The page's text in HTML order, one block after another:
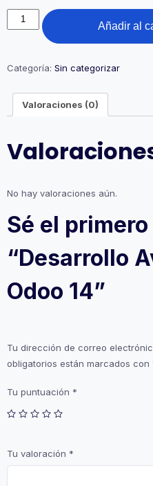
Desarrollo
Avanzado
14
Añadir al
Categoría: Sin categorizar
Valoraciones (0)
No hay valoraciones aún.
Sé el
“Desarrollo
Odoo 14”
Tu dirección de correo
obligatorios están marcados con
Tu puntuación *
Tu valoración *